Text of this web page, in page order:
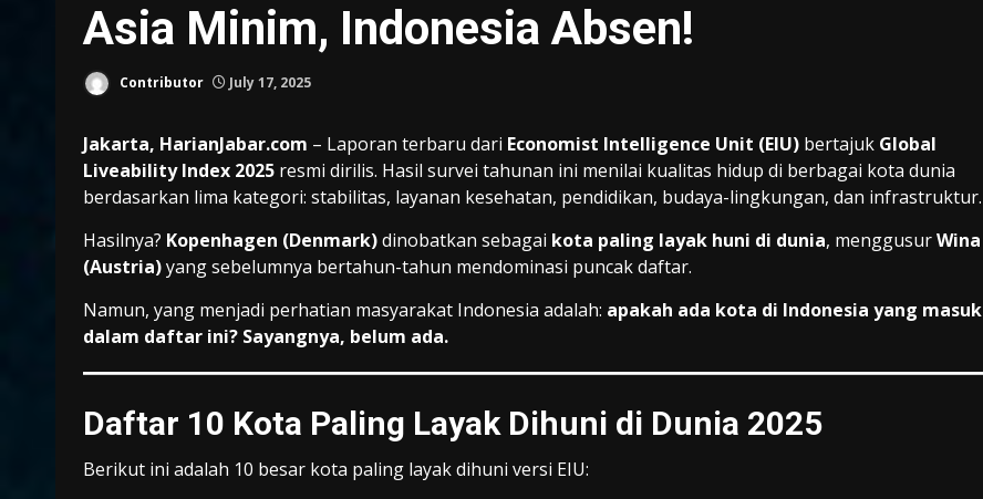
Asia Minim, Indonesia Absen!
Contributor July 17, 2025
Jakarta, HarianJabar.com – Laporan terbaru dari Economist Intelligence Unit (EIU) bertajuk Global
Liveability Index 2025 resmi dirilis. Hasil survei tahunan ini menilai kualitas hidup di berbagai kota dunia
berdasarkan lima kategori: stabilitas, layanan kesehatan, pendidikan, budaya-lingkungan, dan infrastruktur.
Hasilnya? Kopenhagen (Denmark)dinobatkan sebagai kota paling layak huni di dunia, menggusurWina
(Austria)yang sebelumnya bertahun-tahun mendominasi puncak daftar.
Namun, yang menjadi perhatian masyarakat Indonesia adalah: apakah ada kota di Indonesia yang masuk
dalam daftar ini? Sayangnya, belum ada.
Daftar 10 Kota Paling Layak Dihuni di Dunia 2025
Berikut ini adalah 10 besar kota paling layak dihuni versi EIU: